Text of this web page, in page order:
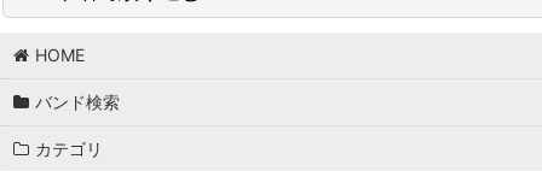
並び順
BAND/ARTIST T (商品一覧)
T-Bone Walker
T.Rex
HOME
バンド検索
カテゴリ